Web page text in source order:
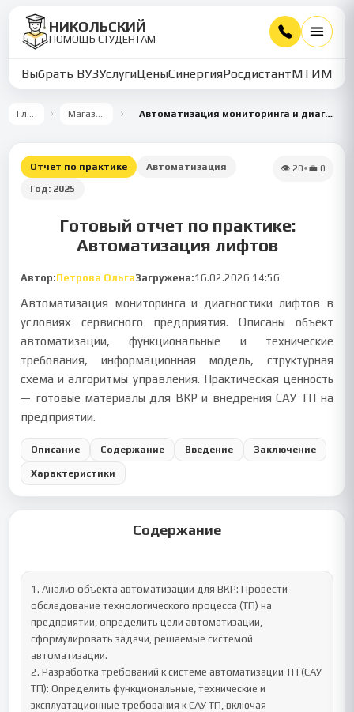
НИКОЛЬСКИЙ
ПОМОЩЬ СТУДЕНТАМ
Выбрать ВУЗУслугиЦеныСинергияРосдистантМТИММУ
Главная Магазин работ Автоматизация мониторинга и диагностики лифтового оборудования
Отчет по практике
Автоматизация
Год: 2025
👁 20•💼 0
Готовый отчет по практике:
Автоматизация лифтов
Автор:Петрова ОльгаЗагружена:16.02.2026 14:56
Автоматизация мониторинга и диагностики лифтов в
условиях сервисного предприятия. Описаны объект
автоматизации, функциональные и технические
требования, информационная модель, структурная
схема и алгоритмы управления. Практическая ценность
— готовые материалы для ВКР и внедрения САУ ТП на
предприятии.
Описание Содержание Введение Заключение
Характеристики
Содержание
1. Анализ объекта автоматизации для ВКР: Провести
обследование технологического процесса (ТП) на
предприятии, определить цели автоматизации,
сформулировать задачи, решаемые системой
автоматизации.
2. Разработка требований к системе автоматизации ТП (САУ
ТП): Определить функциональные, технические и
эксплуатационные требования к САУ ТП, включая